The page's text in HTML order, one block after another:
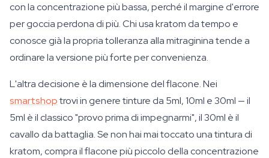
con la concentrazione più bassa, perché il margine d'errore
per goccia perdona di più. Chi usa kratom da tempo e
conosce già la propria tolleranza alla mitraginina tende a
ordinare la versione più forte per convenienza.
L'altra decisione è la dimensione del flacone. Nei
smartshoptrovi in genere tinture da 5ml, 10ml e 30ml — il
5ml è il classico "provo prima di impegnarmi", il 30ml è il
cavallo da battaglia. Se non hai mai toccato una tintura di
kratom, compra il flacone più piccolo della concentrazione